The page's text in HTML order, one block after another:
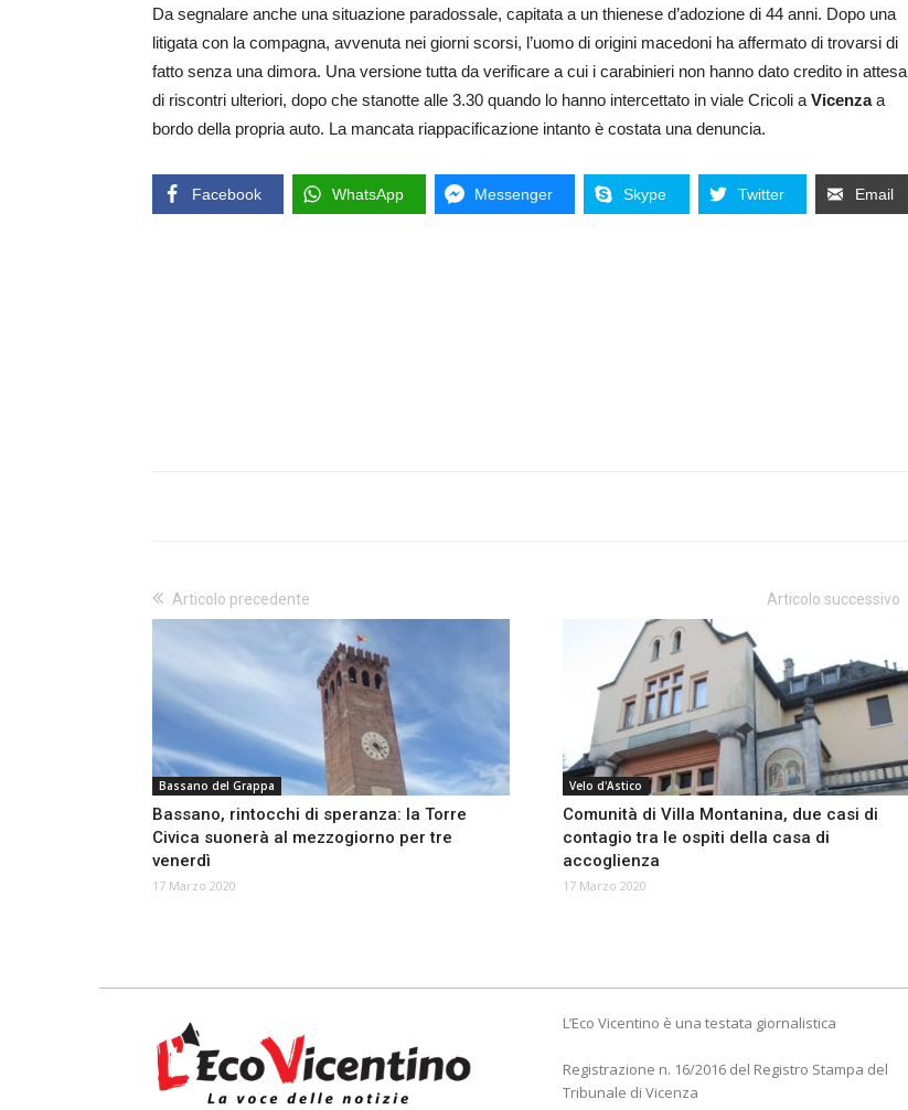
Da segnalare anche una situazione paradossale, capitata a un thienese d’adozione di 44 anni. Dopo una
litigata con la compagna, avvenuta nei giorni scorsi, l’uomo di origini macedoni ha affermato di trovarsi di
fatto senza una dimora. Una versione tutta da verificare a cui i carabinieri non hanno dato credito in attesa
di riscontri ulteriori, dopo che stanotte alle 3.30 quando lo hanno intercettato in viale Cricoli a Vicenzaa
bordo della propria auto. La mancata riappacificazione intanto è costata una denuncia.
Facebook WhatsApp Messenger Skype Twitter Email
Articolo precedente
Bassano del Grappa
Bassano, rintocchi di speranza: la Torre
Civica suonerà al mezzogiorno per tre
venerdì
17 Marzo 2020
Articolo successivo
Velo d'Astico
Comunità di Villa Montanina, due casi di
contagio tra le ospiti della casa di
accoglienza
17 Marzo 2020
L’Eco Vicentino è una testata giornalistica
Registrazione n. 16/2016 del Registro Stampa del
Tribunale di Vicenza